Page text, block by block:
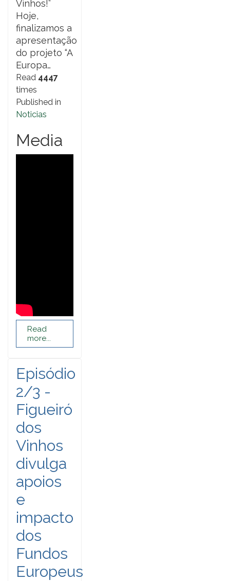
Vinhos!”
Hoje,
finalizamos a
apresentação
do projeto “A
Europa…
Read 4447
times
Published in
Noticias
Media
Read
more...
Episódio
2/3 -
Figueiró
dos
Vinhos
divulga
apoios
e
impacto
dos
Fundos
Europeus